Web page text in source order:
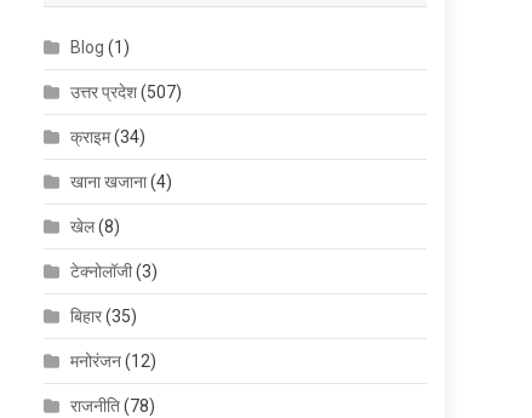
Blog (1)
उत्तर प्रदेश(507)
क्राइम(34)
खाना खजाना(4)
खेल(8)
टेक्नोलॉजी(3)
बिहार(35)
मनोरंजन(12)
राजनीति(78)